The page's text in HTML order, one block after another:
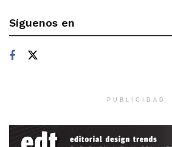
Síguenos en
PUBLICIDAD